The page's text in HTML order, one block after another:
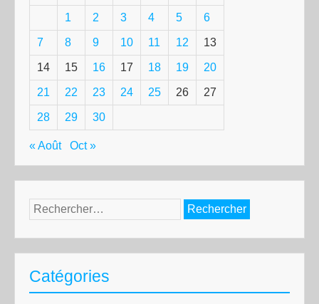
1 2 3 4 5 6
7 8 9 10 11 12 13
14 15 16 17 18 19 20
21 22 23 24 25 26 27
28 29 30
« Août Oct »
Rechercher :
Catégories